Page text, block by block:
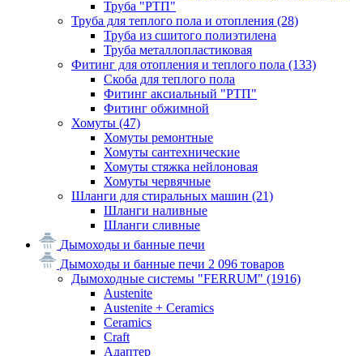
Труба "РТП"
Труба для теплого пола и отопления (28)
Труба из сшитого полиэтилена
Труба металлопластиковая
Фитинг для отопления и теплого пола (133)
Скоба для теплого пола
Фитинг аксиальный "РТП"
Фитинг обжимной
Хомуты (47)
Хомуты ремонтные
Хомуты сантехнические
Хомуты стяжка нейлоновая
Хомуты червячные
Шланги для стиральных машин (21)
Шланги наливные
Шланги сливные
Дымоходы и банные печи
Дымоходы и банные печи 2 096 товаров
Дымоходные системы "FERRUM" (1916)
Austenite
Austenite + Ceramics
Ceramics
Craft
Адаптер